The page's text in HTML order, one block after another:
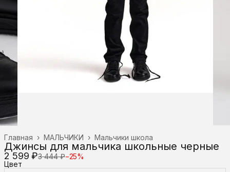
Мальчики школа
МАЛЬЧИКИ ›
Главная ›
Джинсы для мальчика школьные черные
2 599 ₽3 444 ₽−25%
Цвет